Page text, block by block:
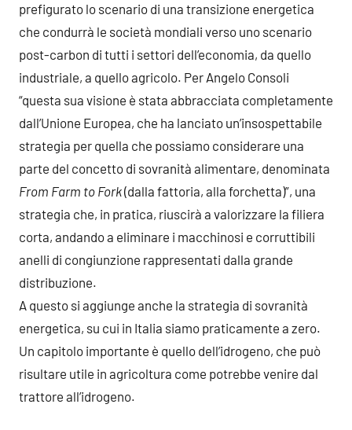
prefigurato lo scenario di una transizione energetica
che condurrà le società mondiali verso uno scenario
post-carbon di tutti i settori dell’economia, da quello
industriale, a quello agricolo. Per Angelo Consoli
“questa sua visione è stata abbracciata completamente
dall’Unione Europea, che ha lanciato un’insospettabile
strategia per quella che possiamo considerare una
parte del concetto di sovranità alimentare, denominata
From Farm to Fork(dalla fattoria, alla forchetta)”, una
strategia che, in pratica, riuscirà a valorizzare la filiera
corta, andando a eliminare i macchinosi e corruttibili
anelli di congiunzione rappresentati dalla grande
distribuzione.
A questo si aggiunge anche la strategia di sovranità
energetica, su cui in Italia siamo praticamente a zero.
Un capitolo importante è quello dell’idrogeno, che può
risultare utile in agricoltura come potrebbe venire dal
trattore all’idrogeno.